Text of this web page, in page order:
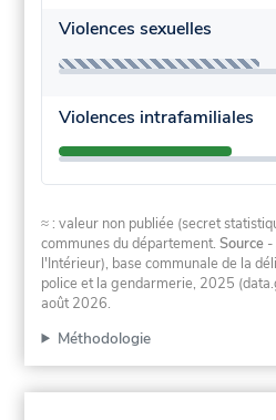
Violences sexuelles
Violences intrafamiliales
≈ : valeur non publiée (secret
communes du département.Source -
l'Intérieur), base communale de la
police et la gendarmerie, 2025
août 2026.
Méthodologie